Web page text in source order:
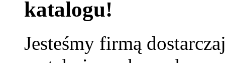
katalogu!
Jesteśmy firmą